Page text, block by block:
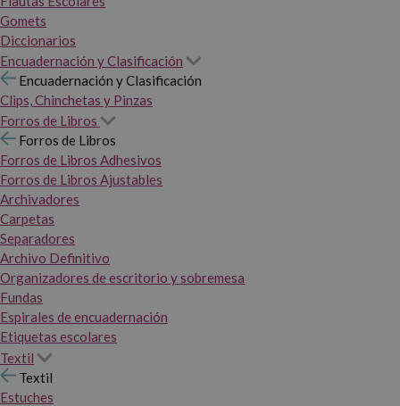
Gomets
Diccionarios
Encuadernación y Clasificación
Encuadernación y Clasificación
Clips, Chinchetas y Pinzas
Forros de Libros
Forros de Libros
Forros de Libros Adhesivos
Forros de Libros Ajustables
Archivadores
Carpetas
Separadores
Archivo Definitivo
Organizadores de escritorio y sobremesa
Fundas
Espirales de encuadernación
Etiquetas escolares
Textil
Textil
Estuches